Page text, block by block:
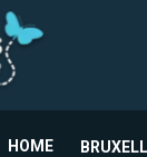
HOME